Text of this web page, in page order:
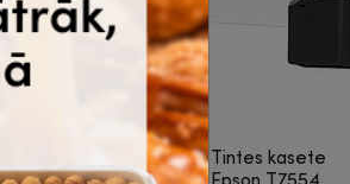
8
Tintes kasete
Epson T7554